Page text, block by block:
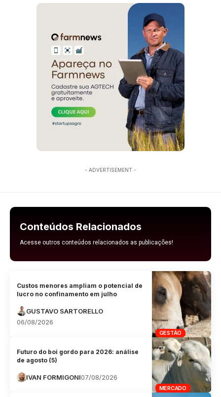
- ADVERTISEMENT -
Conteúdos Relacionados
Acesse outros conteúdos relacionados as publicações!
GESTÃO
Custos menores ampliam o potencial de
lucro no confinamento em julho
GUSTAVO SARTORELLO
06/08/2026
MERCADO
Futuro do boi gordo para 2026: análise
de agosto (5)
IVAN FORMIGONI07/08/2026